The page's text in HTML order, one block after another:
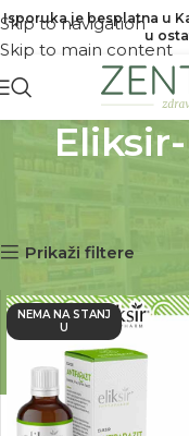
Skip to navigation
Skip to main content
Isporuka je besplatna u
u
Prikaži filtere
NEMA NA STANJ
U